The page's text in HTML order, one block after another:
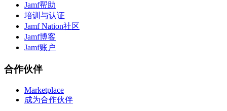
Jamf帮助
培训与认证
Jamf Nation社区
Jamf博客
Jamf账户
合作伙伴
Marketplace
成为合作伙伴